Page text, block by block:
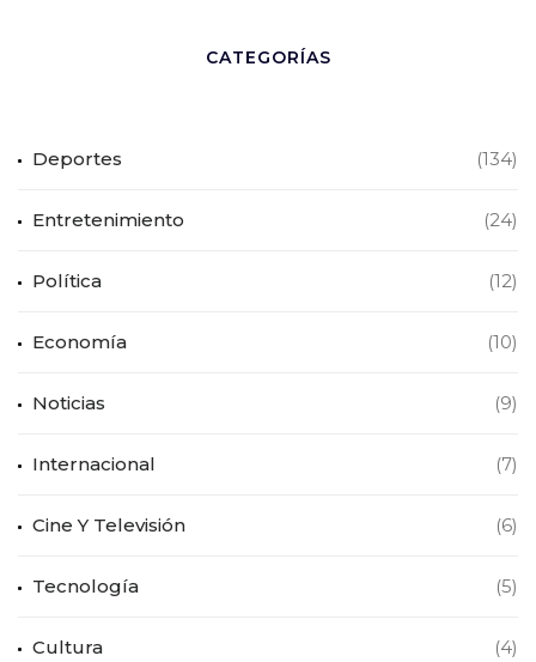
CATEGORÍAS
Deportes (134)
Entretenimiento (24)
Política (12)
Economía (10)
Noticias (9)
Internacional (7)
Cine Y Televisión (6)
Tecnología (5)
Cultura (4)